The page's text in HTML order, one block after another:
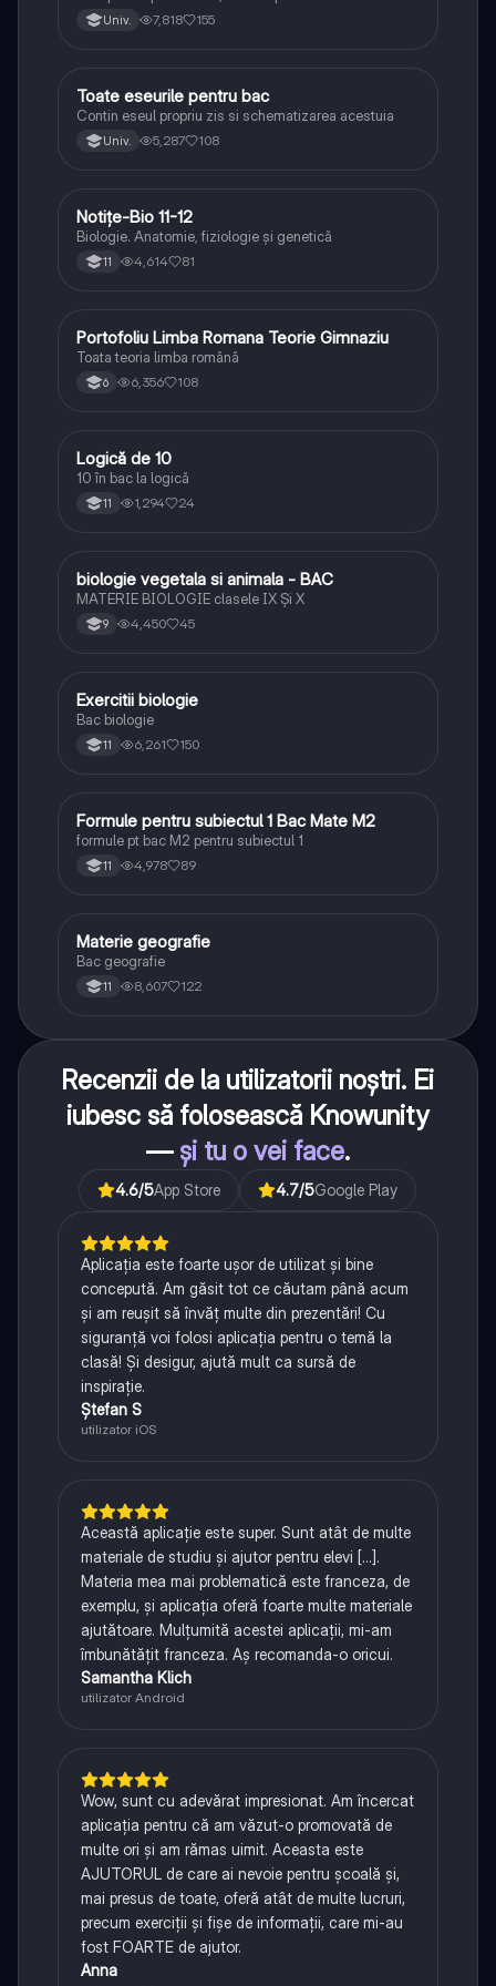
lipsesc relatiile dintre personaje si caracrerizarile.
Univ. 7,818 155
Limba și literatura română
Toate eseurile pentru bac
Contin eseul propriu zis si schematizarea acestuia
Univ. 5,287 108
Biologie
Notițe-Bio 11-12
Biologie. Anatomie, fiziologie și genetică
11 4,614 81
Limba și literatura română
Portofoliu Limba Romana Teorie Gimnaziu
Toata teoria limba română
6 6,356 108
Logică
Logică de 10
10 în bac la logică
11 1,294 24
Biologie
biologie vegetala si animala - BAC
MATERIE BIOLOGIE clasele IX Şi X
9 4,450 45
Biologie
Exercitii biologie
Bac biologie
11 6,261 150
Matematică
Formule pentru subiectul 1 Bac Mate M2
formule pt bac M2 pentru subiectul 1
11 4,978 89
Geografie
Materie geografie
Bac geografie
11 8,607 122
Recenzii de la utilizatorii noștri. Ei
iubesc să folosească Knowunity
— și tu o vei face.
4.6/5App Store 4.7/5Google Play
Aplicația este foarte ușor de utilizat și bine
concepută. Am găsit tot ce căutam până acum
și am reușit să învăț multe din prezentări! Cu
siguranță voi folosi aplicația pentru o temă la
clasă! Și desigur, ajută mult ca sursă de
inspirație.
Ștefan S
utilizator iOS
Această aplicație este super. Sunt atât de multe
materiale de studiu și ajutor pentru elevi [...].
Materia mea mai problematică este franceza, de
exemplu, și aplicația oferă foarte multe materiale
ajutătoare. Mulțumită acestei aplicații, mi-am
îmbunătățit franceza. Aș recomanda-o oricui.
Samantha Klich
utilizator Android
Wow, sunt cu adevărat impresionat. Am încercat
aplicația pentru că am văzut-o promovată de
multe ori și am rămas uimit. Aceasta este
AJUTORUL de care ai nevoie pentru școală și,
mai presus de toate, oferă atât de multe lucruri,
precum exerciții și fișe de informații, care mi-au
fost FOARTE de ajutor.
Anna